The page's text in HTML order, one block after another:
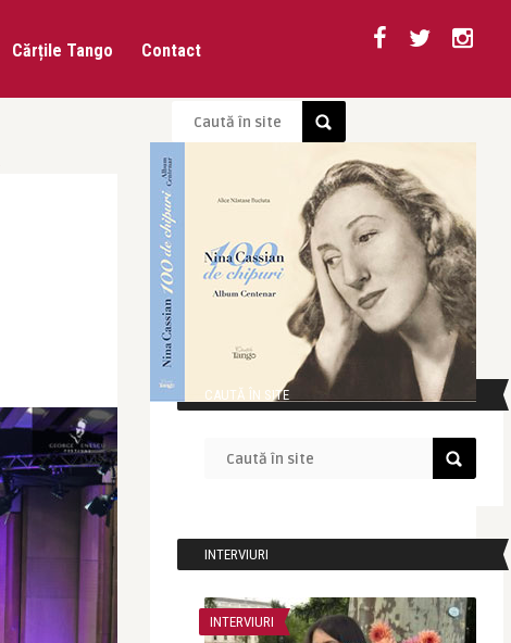
Cărțile Tango Contact
CAUTĂ ÎN SITE
INTERVIURI
INTERVIURI